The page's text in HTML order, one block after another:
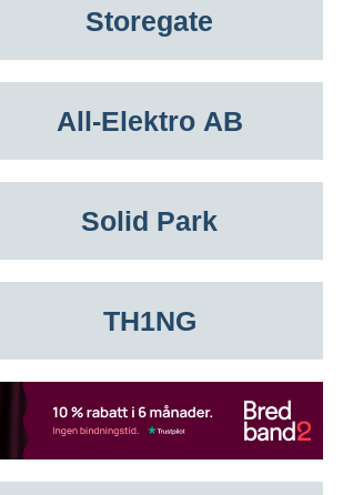
Storegate
All-Elektro AB
Solid Park
TH1NG